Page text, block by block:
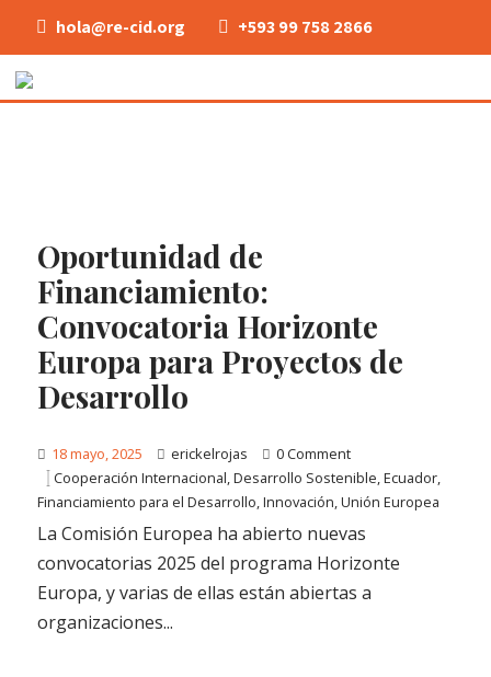
hola@re-cid.org +593 99 758 2866
Oportunidad de
Financiamiento:
Convocatoria Horizonte
Europa para Proyectos de
Desarrollo
18 mayo, 2025 erickelrojas
0 Comment
Cooperación Internacional,Desarrollo Sostenible,Ecuador,
Financiamiento para el Desarrollo,Innovación,Unión Europea
La Comisión Europea ha abierto nuevas
convocatorias 2025 del programa Horizonte
Europa, y varias de ellas están abiertas a
organizaciones...